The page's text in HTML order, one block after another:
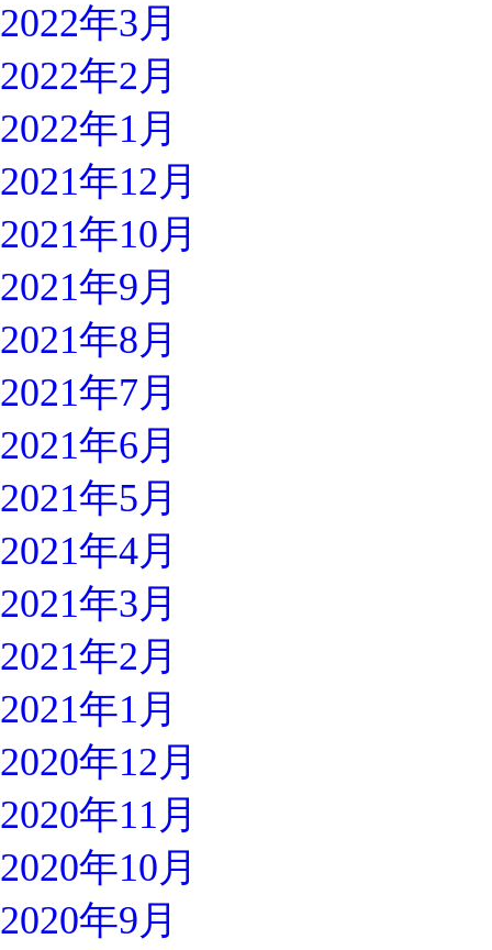
2022年3月
2022年2月
2022年1月
2021年12月
2021年10月
2021年9月
2021年8月
2021年7月
2021年6月
2021年5月
2021年4月
2021年3月
2021年2月
2021年1月
2020年12月
2020年11月
2020年10月
2020年9月